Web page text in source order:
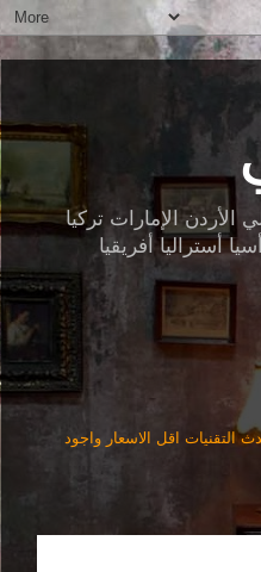
الإمارات تركيا
أستراليا أفريقيا
تنظيف جاف بأحدث التقنيات اقل الاسعار واجود